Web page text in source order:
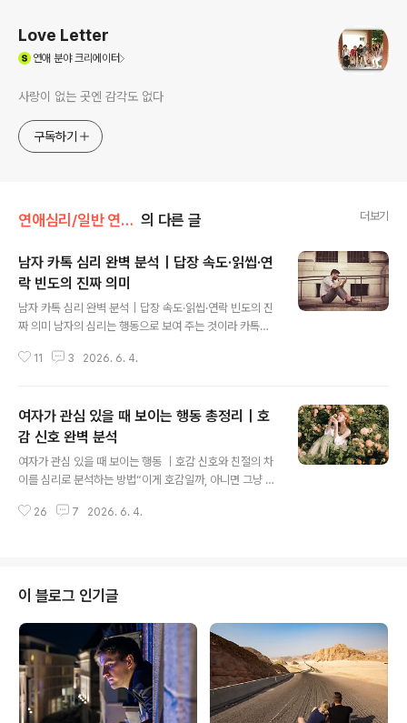
Love Letter
연애 분야 크리에이터
사랑이 없는 곳엔 감각도 없다
구독하기
연애심리/일반 연애심리 의 다른 글 더보기
남자 카톡 심리 완벽 분석｜답장 속도·읽씹·연
락 빈도의 진짜 의미
남자 카톡 심리 완벽 분석｜답장 속도·읽씹·연락 빈도의 진
짜 의미 남자의 심리는 행동으로 보여 주는 것이라 카톡의
보다 패턴 변화로 판단하는 것이 더 정확합니다.하지만, 카
카톡을 더 편하게 느끼는 경우가 많습니다.얼굴을 직접 보
지 않고 대화하기 때문에 부담이 적기 때문입니다. 오늘은
많은 여성분들이 궁금해하는 남자 카톡 심리와 연락빈도,
답장 속도 그리고 읽씹이 가져다주는 의미에 대해서 알아
봅니다.먼저 가장 많이 질문하는 "답장이 느린 이유"부터
살펴보도록 하겠습니다. 남자가 답장이 느린 이유 3가지｜
11 3 2026. 6. 4.
여자가 관심 있을 때 보이는 행동 총정리｜호
감 신호 완벽 분석
여자가 관심 있을 때 보이는 행동 ｜호감 신호와 친절의 차
이를 심리로 분석하는 방법“이게 호감일까, 아니면 그냥 친
고민이다.분명 나에게 관심을 보이는 것 같은데, 다른 사람
다고 해서 반드시 호감이라고 할 수 없고, 친절하게 대해준
다고 특별한 감정이 있다고 단정할 수도 없다.중요한 것은
반복되는 행동의 흐름과 그 안에 담긴 심리다.이번 글에서
는 여자가 관심 있는 사람에게 보이는 대표적인 호감 신호
7가지와 그 행동에 숨겨진 심리를 살펴본다.연애심리 전체
흐름이 궁금하다면→ 연애심리 총..
26 7 2026. 6. 4.
이 블로그 인기글